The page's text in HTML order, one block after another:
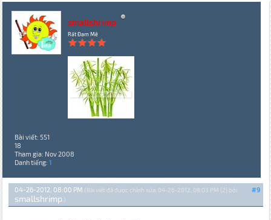
smallshrimp
Rất Đam Mê
Bài viết: 551
18
Tham gia: Nov 2008
Danh tiếng: 1
#9
04-26-2012, 08:00 PM (Bài viết đã được chỉnh sửa: 04-26-2012, 08:03 PM {2} bởi
smallshrimp .)